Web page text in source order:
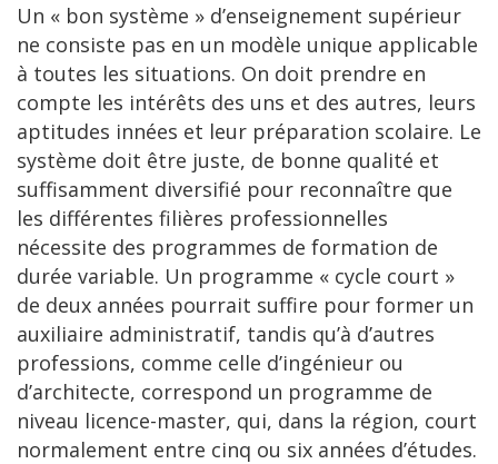
Un « bon système » d’enseignement supérieur
ne consiste pas en un modèle unique applicable
à toutes les situations. On doit prendre en
compte les intérêts des uns et des autres, leurs
aptitudes innées et leur préparation scolaire. Le
système doit être juste, de bonne qualité et
suffisamment diversifié pour reconnaître que
les différentes filières professionnelles
nécessite des programmes de formation de
durée variable. Un programme « cycle court »
de deux années pourrait suffire pour former un
auxiliaire administratif, tandis qu’à d’autres
professions, comme celle d’ingénieur ou
d’architecte, correspond un programme de
niveau licence-master, qui, dans la région, court
normalement entre cinq ou six années d’études.